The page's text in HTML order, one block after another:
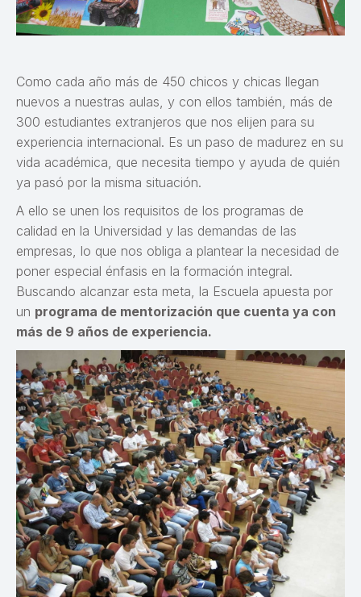
Como cada año más de 450 chicos y chicas llegan
nuevos a nuestras aulas, y con ellos también, más de
300 estudiantes extranjeros que nos elijen para su
experiencia internacional. Es un paso de madurez en su
vida académica, que necesita tiempo y ayuda de quién
ya pasó por la misma situación.
A ello se unen los requisitos de los programas de
calidad en la Universidad y las demandas de las
empresas, lo que nos obliga a plantear la necesidad de
poner especial énfasis en la formación integral.
Buscando alcanzar esta meta, la Escuela apuesta por
un programa de mentorización que cuenta ya con
más de 9 años de experiencia.